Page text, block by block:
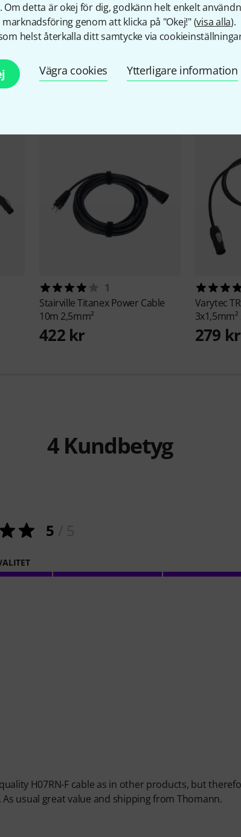
Om detta är okej för dig, godkänn helt enkelt
genom att klicka på "Okej!" (visa alla).
helst återkalla ditt samtycke via
Vägra cookies Ytterligare information
& matchande
1
StairvilleTitanex Power Cable
10m 2,5mm²
422 kr
Varytec
3x1,5mm²
279 kr
4Kundbetyg
5
H07RN-F cable as in other products, but
usual great value and shipping from Thomann.